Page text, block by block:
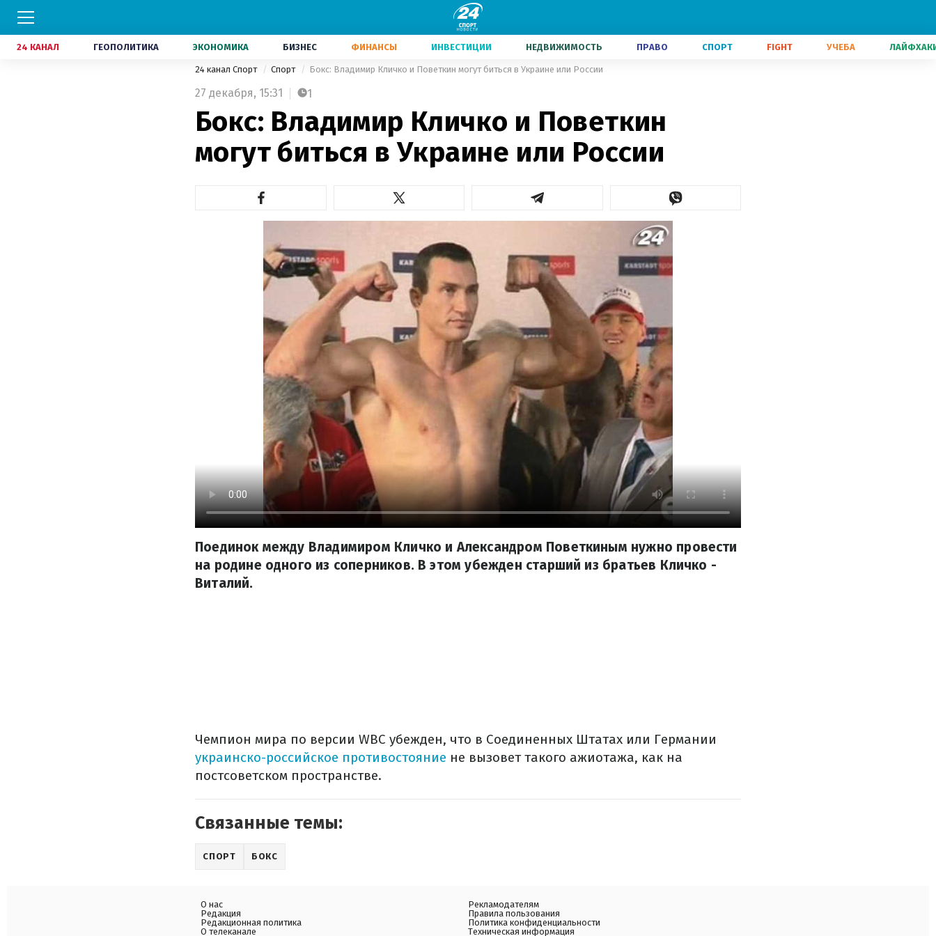
24 КАНАЛ ГЕОПОЛИТИКА ЭКОНОМИКА БИЗНЕС ФИНАНСЫ ИНВЕСТИЦИИ НЕДВИЖИМОСТЬ ПРАВО СПОРТ FIGHT УЧЕБА
24 канал Спорт Спорт Бокс: Владимир Кличко и Поветкин могут биться в Украине или России
27 декабря, 15:31 1
Бокс: Владимир Кличко и Поветкин
могут биться в Украине или России
Поединок между Владимиром Кличко и Александром Поветкиным нужно провести
на родине одного из соперников. В этом убежден старший из братьев Кличко -
Виталий.
Чемпион мира по версии WBC убежден, что в Соединенных Штатах или Германии
украинско-российское противостояние не вызовет такого ажиотажа, как на
постсоветском пространстве.
Связанные темы:
СПОРТ БОКС
О нас
Редакция
Редакционная политика
О телеканале
Рекламодателям
Правила пользования
Политика конфиденциальности
Техническая информация